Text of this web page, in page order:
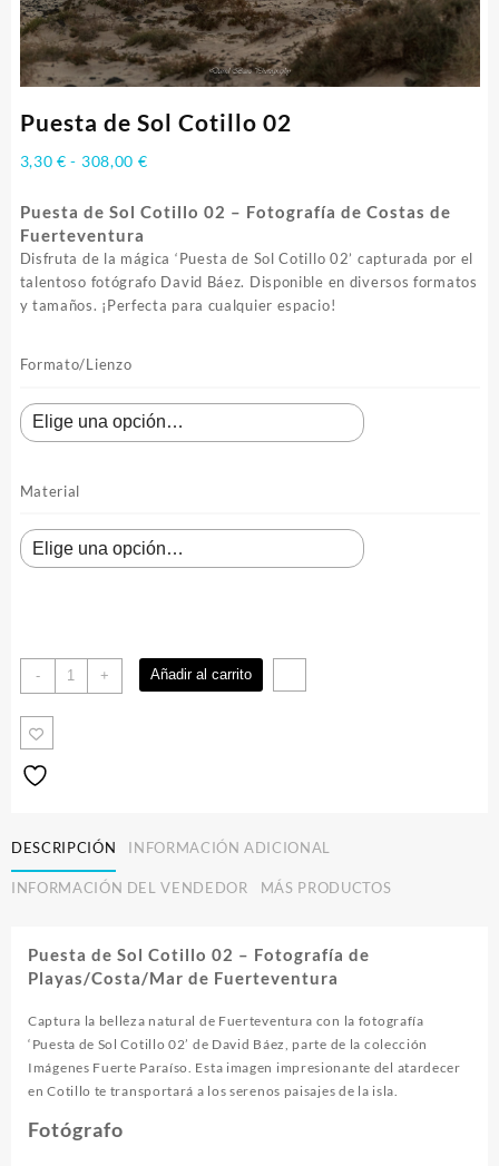
Puesta de Sol Cotillo 02
3,30 € - 308,00 €Rango
precios:
3,30 €
hasta
308,00 €
Puesta de Sol Cotillo 02 – Fotografía de Costas de
Fuerteventura
Disfruta de la mágica ‘Puesta de Sol Cotillo 02’ capturada por el
talentoso fotógrafo David Báez. Disponible en diversos formatos
y tamaños. ¡Perfecta para cualquier espacio!
Formato/Lienzo
Material
-
Puesta
de
Sol
+ Añadir al carrito
DESCRIPCIÓN INFORMACIÓN ADICIONAL
INFORMACIÓN DEL VENDEDOR MÁS PRODUCTOS
Puesta de Sol Cotillo 02 – Fotografía de
Playas/Costa/Mar de Fuerteventura
Captura la belleza natural de Fuerteventura con la fotografía
‘Puesta de Sol Cotillo 02’ de David Báez, parte de la colección
Imágenes Fuerte Paraíso. Esta imagen impresionante del atardecer
en Cotillo te transportará a los serenos paisajes de la isla.
Fotógrafo